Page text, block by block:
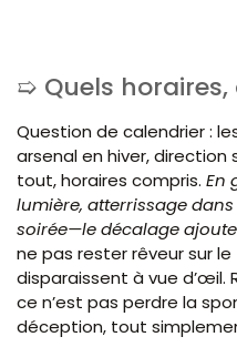
Quels
Question de calendrier :
arsenal en hiver, direction
tout, horaires compris. En
lumière, atterrissage
soirée—le décalage
ne pas rester rêveur sur
disparaissent à vue d’œil.
ce n’est pas perdre la
déception, tout